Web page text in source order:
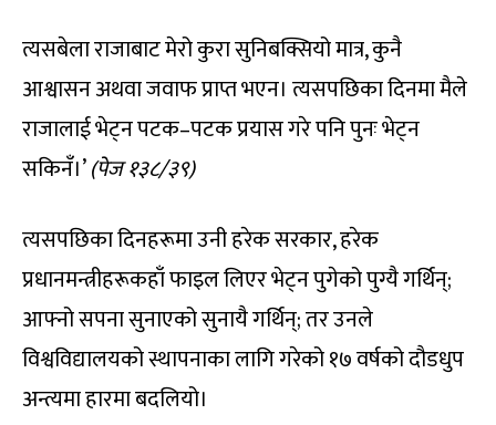
त्यसबेला राजाबाट मेरो कुरा सुनिबक्सियो मात्र, कुनै
आश्वासन अथवा जवाफ प्राप्त भएन। त्यसपछिका दिनमा मैले
राजालाई भेट्न पटक–पटक प्रयास गरे पनि पुनः भेट्न
सकिनँ।’(पेज १३८/३९)
त्यसपछिका दिनहरूमा उनी हरेक सरकार, हरेक
प्रधानमन्त्रीहरूकहाँ फाइल लिएर भेट्न पुगेको पुग्यै गर्थिन्;
आफ्नो सपना सुनाएको सुनायै गर्थिन्; तर उनले
विश्वविद्यालयको स्थापनाका लागि गरेको १७ वर्षको दौडधुप
अन्त्यमा हारमा बदलियो।